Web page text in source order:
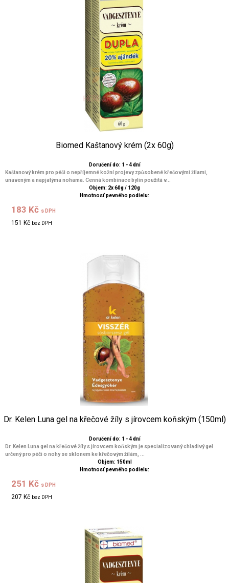
Biomed Kaštanový krém (2x 60g)
Doručení do: 1 - 4 dní
Kaštanový krém pro péči o nepříjemné kožní projevy způsobené křečovými žilami,
unaveným a napjatýma nohama. Cenná kombinace bylin použitá v...
Objem: 2x 60g / 120g
Hmotnosť pevného podielu:
183 Kč s DPH
151 Kč bez DPH
Dr. Kelen Luna gel na křečové žíly s jírovcem koňským (150ml)
Doručení do: 1 - 4 dní
Dr. Kelen Luna gel na křečové žíly s jírovcem koňským je specializovaný chladivý gel
určený pro péči o nohy se sklonem ke křečovým žilám, ...
Objem: 150ml
Hmotnosť pevného podielu:
251 Kč s DPH
207 Kč bez DPH